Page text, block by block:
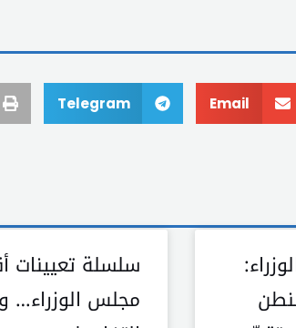
Email
Telegram
سلسلة تعيينات
مجلس الوزراء…